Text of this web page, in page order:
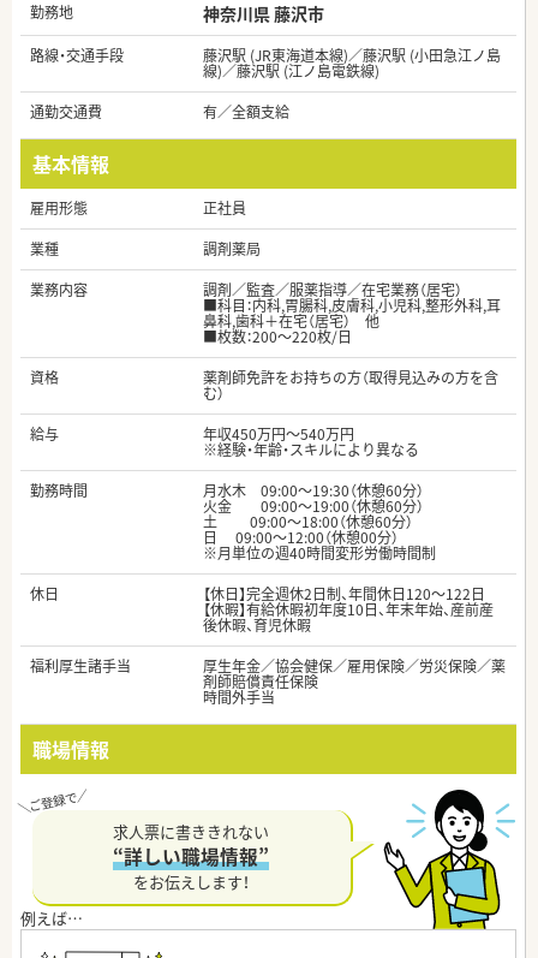
勤務地 神奈川県 藤沢市
路線・交通手段 藤沢駅 (JR東海道本線)／藤沢駅 (小田急江ノ島
線)／藤沢駅 (江ノ島電鉄線)
通勤交通費
有／全額支給
基本情報
雇用形態
正社員
業種
調剤薬局
業務内容
調剤／監査／服薬指導／在宅業務（居宅）
■科目：内科,胃腸科,皮膚科,小児科,整形外科,耳
鼻科,歯科＋在宅（居宅） 他
■枚数：200～220枚/日
資格
薬剤師免許をお持ちの方（取得見込みの方を含
む）
給与
年収450万円～540万円
※経験・年齢・スキルにより異なる
勤務時間
月水木 09:00～19:30（休憩60分）
火金 09:00～19:00（休憩60分）
土 09:00～18:00（休憩60分）
日 09:00～12:00（休憩00分）
※月単位の週40時間変形労働時間制
休日
【休日】完全週休2日制、年間休日120～122日
【休暇】有給休暇初年度10日、年末年始、産前産
後休暇、育児休暇
福利厚生諸手当
厚生年金／協会健保／雇用保険／労災保険／薬
剤師賠償責任保険
時間外手当
職場情報
求人票に書ききれない
“詳しい職場情報”
をお伝えします！